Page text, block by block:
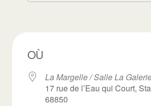
OÙ
La Margelle / Salle La
17 rue de l’Eau qui Court,
68850